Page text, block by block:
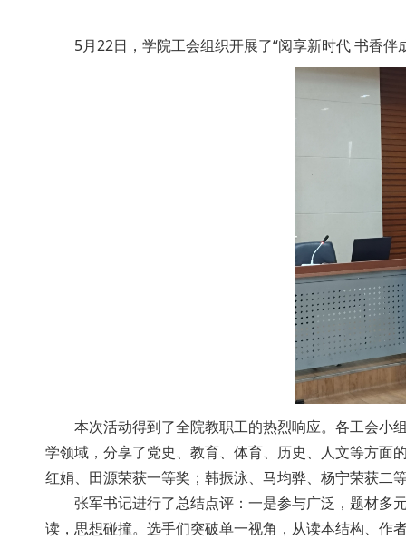
5月22日，学院工会组织开展了“阅享新时代 书香伴
本次活动得到了全院教职工的热烈响应。各工会小
学领域，分享了党史、教育、体育、历史、人文等方面
红娟、田源荣获一等奖；韩振泳、马均骅、杨宁荣获二等
张军书记进行了总结点评：一是参与广泛，题材多元
读，思想碰撞。选手们突破单一视角，从读本结构